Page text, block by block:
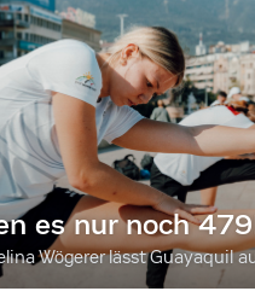
es nur noch
Wögerer lässt Guayaquil